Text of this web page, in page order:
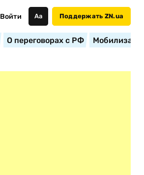
Войти Аа Поддержать ZN.ua
О переговорах с РФ